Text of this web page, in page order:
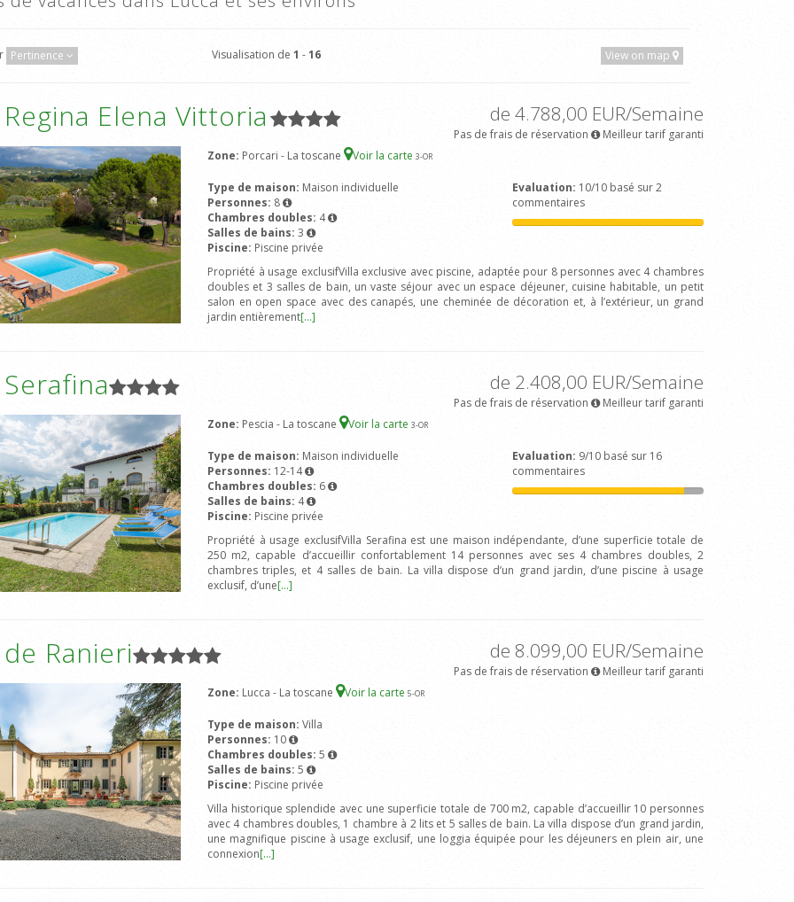
Pertinence Visualisation de 1 -16 View on map
Elena Vittoria de 4.788,00 EUR/Semaine
Pas de frais de réservation
Meilleur tarif garanti
Zone: Porcari - La toscane Voir la carte 3-OR
Type de maison: Maison individuelle
Personnes: 8
Chambres doubles: 4
Salles de bains: 3
Piscine: Piscine privée
Evaluation: 10/10 basé sur 2
commentaires
Propriété à usage exclusifVilla exclusive avec piscine, adaptée pour 8 personnes avec 4 chambres
doubles et 3 salles de bain, un vaste séjour avec un espace déjeuner, cuisine habitable, un petit
salon en open space avec des canapés, une cheminée de décoration et, à l’extérieur, un grand
jardin entièrement[...]
de 2.408,00 EUR/Semaine
Pas de frais de réservation
Meilleur tarif garanti
Zone: Pescia - La toscane Voir la carte 3-OR
Type de maison: Maison individuelle
Personnes: 12-14
Chambres doubles: 6
Salles de bains: 4
Piscine: Piscine privée
Evaluation: 9/10 basé sur 16
commentaires
Propriété à usage exclusifVilla Serafina est une maison indépendante, d’une superficie totale de
250 m2, capable d’accueillir confortablement 14 personnes avec ses 4 chambres doubles, 2
chambres triples, et 4 salles de bain. La villa dispose d’un grand jardin, d’une piscine à usage
exclusif, d’une[...]
Ranieri de 8.099,00 EUR/Semaine
Pas de frais de réservation
Meilleur tarif garanti
Zone: Lucca - La toscane Voir la carte 5-OR
Type de maison: Villa
Personnes: 10
Chambres doubles: 5
Salles de bains: 5
Piscine: Piscine privée
Villa historique splendide avec une superficie totale de 700 m2, capable d’accueillir 10 personnes
avec 4 chambres doubles, 1 chambre à 2 lits et 5 salles de bain. La villa dispose d’un grand jardin,
une magnifique piscine à usage exclusif, une loggia équipée pour les déjeuners en plein air, une
connexion[...]